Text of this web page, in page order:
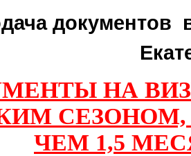
документов
НА
ЧЕМ 1,5